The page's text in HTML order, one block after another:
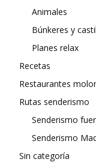
Animales
Búnkeres y
Planes relax
Recetas
Restaurantes
Rutas senderismo
Senderismo
Senderismo
Sin categoría